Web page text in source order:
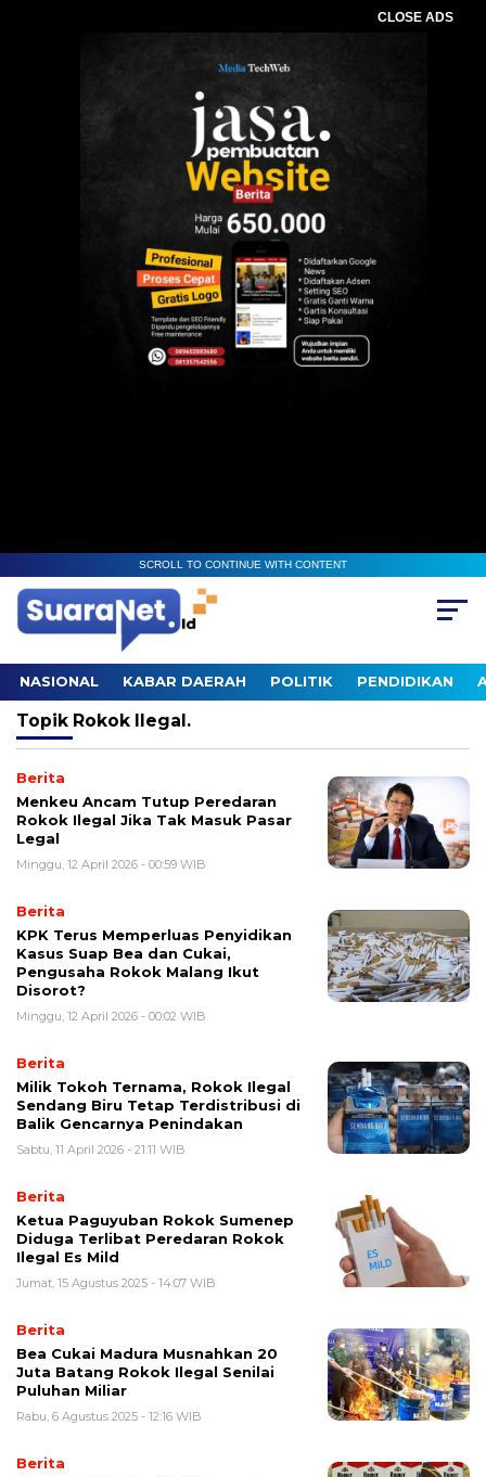
CLOSE ADS
SCROLL TO CONTINUE WITH CONTENT
NASIONAL KABAR DAERAH POLITIK PENDIDIKAN
Topik Rokok Ilegal.
Berita
Menkeu Ancam Tutup Peredaran
Rokok Ilegal Jika Tak Masuk Pasar
Legal
Minggu, 12 April 2026 - 00:59 WIB
Berita
KPK Terus Memperluas Penyidikan
Kasus Suap Bea dan Cukai,
Pengusaha Rokok Malang Ikut
Disorot?
Minggu, 12 April 2026 - 00:02 WIB
Berita
Milik Tokoh Ternama, Rokok Ilegal
Sendang Biru Tetap Terdistribusi di
Balik Gencarnya Penindakan
Sabtu, 11 April 2026 - 21:11 WIB
Berita
Ketua Paguyuban Rokok Sumenep
Diduga Terlibat Peredaran Rokok
Ilegal Es Mild
Jumat, 15 Agustus 2025 - 14:07 WIB
Berita
Bea Cukai Madura Musnahkan 20
Juta Batang Rokok Ilegal Senilai
Puluhan Miliar
Rabu, 6 Agustus 2025 - 12:16 WIB
Berita